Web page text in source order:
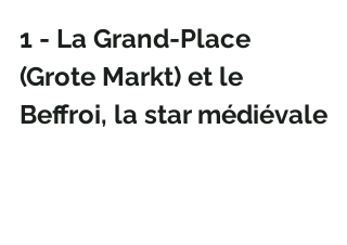
1 - La Grand-Place
(Grote Markt) et le
Beffroi, la star médiévale